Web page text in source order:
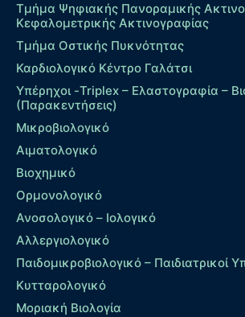
Τμήμα Ψηφιακής Πανοραμικής
Κεφαλομετρικής Ακτινογραφίας
Τμήμα Οστικής Πυκνότητας
Καρδιολογικό Κέντρο Γαλάτσι
Υπέρηχοι -Triplex – Eλαστογραφία –
(Παρακεντήσεις)
Μικροβιολογικό
Αιματολογικό
Βιοχημικό
Ορμονολογικό
Ανοσολογικό – Ιολογικό
Αλλεργιολογικό
Παιδομικροβιολογικό – Παιδιατρικοί
Κυτταρολογικό
Μοριακή Βιολογία